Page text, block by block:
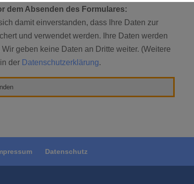
dem Absenden des Formulares:
damit einverstanden, dass Ihre Daten zur
und verwendet werden. Ihre Daten werden
geben keine Daten an Dritte weiter. (Weitere
der Datenschutzerklärung.
Datenschutz